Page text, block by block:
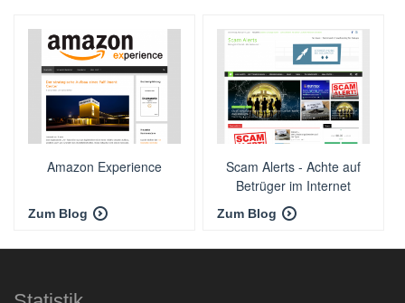
Amazon Experience
Zum Blog
Scam Alerts - Achte auf
Betrüger im Internet
Zum Blog